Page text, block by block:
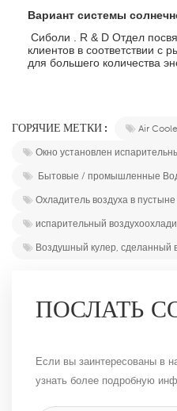
Вариант системы
клиентов в соответствии с
для большего количества
ГОРЯЧИЕ МЕТКИ :
Air
Окно установлен
Бытовые / промышленные
Охладитель воздуха в пустыне
испарительный
Воздушный кулер, сделанный
ПОСЛАТЬ
Если вы заинтересованы в
узнать более подробную